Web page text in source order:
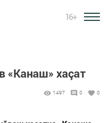
16+
«Канаш» хаçат
1497 0 0